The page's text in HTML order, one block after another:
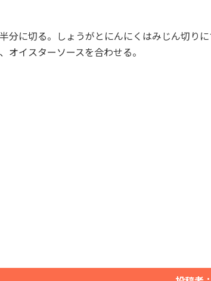
分に切る。しょうがとにんにくはみじん切り
イスターソースを合わせる。